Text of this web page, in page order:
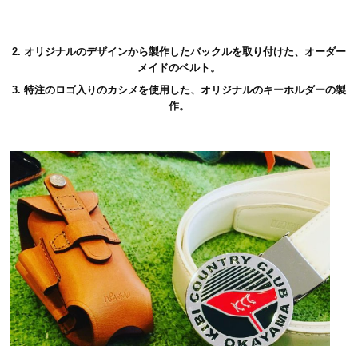
2. オリジナルのデザインから製作したバックルを取り付けた、オーダー
メイドのベルト。
3. 特注のロゴ入りのカシメを使用した、オリジナルのキーホルダーの製
作。